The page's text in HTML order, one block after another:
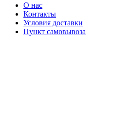
О нас
Контакты
Условия доставки
Пункт самовывоза